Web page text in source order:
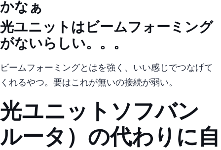
かなぁ..?
光BBユニットはビームフォーミング
がないらしい。。。
ビームフォーミングとは… wifiを強く、いい感じでつなげて
くれるやつ。 要はこれが無い = wifiの接続が弱い。
光BBユニット(ソフバン
ルータ）の代わりに自